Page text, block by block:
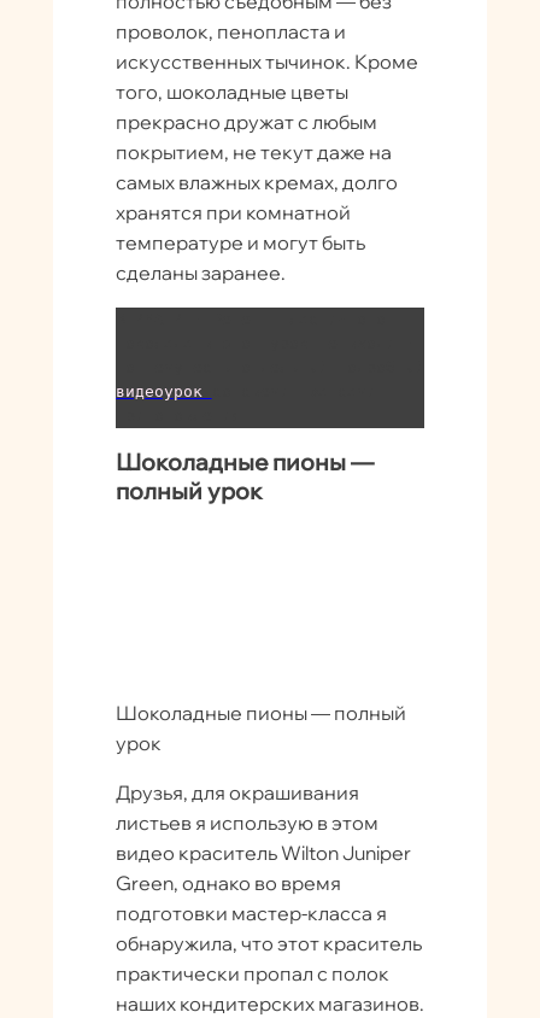
проволок, пенопласта и
искусственных тычинок. Кроме
того, шоколадные цветы
прекрасно дружат с любым
покрытием, не текут даже на
самых влажных кремах, долго
хранятся при комнатной
температуре и могут быть
сделаны заранее.
видеоурок
Шоколадные пионы —
полный урок
Шоколадные пионы — полный
урок
Друзья, для окрашивания
листьев я использую в этом
видео краситель Wilton Juniper
Green, однако во время
подготовки мастер-класса я
обнаружила, что этот краситель
практически пропал с полок
наших кондитерских магазинов.